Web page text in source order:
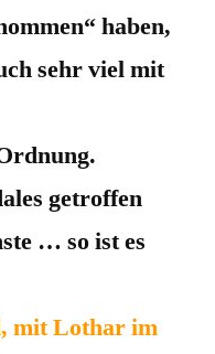
haben,
sehr viel mit
getroffen
… so ist es
mit Lothar im